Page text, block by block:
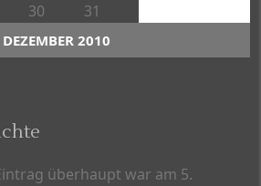
DEZEMBER 2010
30 31
überhaupt war am 5.